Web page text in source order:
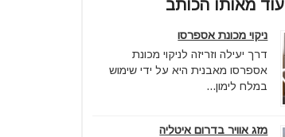
עוד מאותו הכותב
ניקוי מכונת אספרסו
דרך יעילה וזריזה לניקוי מכונת
אספרסו מאבנית היא על ידי שימוש
במלח לימון...
מזג אוויר בדרום איטליה